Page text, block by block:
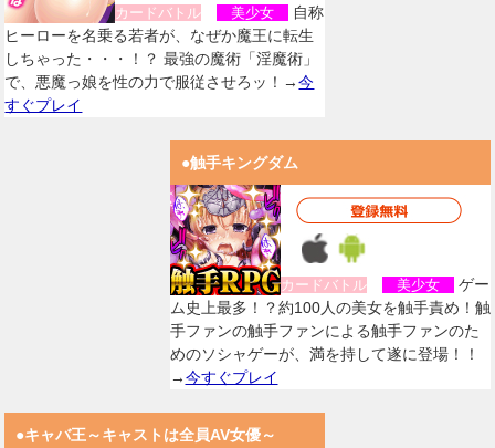
カードバトル 美少女
自称
ヒーローを名乗る若者が、なぜか魔王に転生
しちゃった・・・！？ 最強の魔術「淫魔術」
で、悪魔っ娘を性の力で服従させろッ！→今
すぐプレイ
●触手キングダム
カードバトル 美少女
ゲー
ム史上最多！？約100人の美女を触手責め！触
手ファンの触手ファンによる触手ファンのた
めのソシャゲーが、満を持して遂に登場！！
→今すぐプレイ
●キャバ王～キャストは全員AV女優～